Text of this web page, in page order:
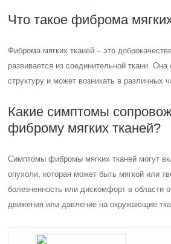
Что такое фиброма
Фиброма мягких тканей – это
развивается из соединительной ткани.
структуру и может возникать в различных
Какие симптомы
фиброму мягких тканей?
Симптомы фибромы мягких тканей могут
опухоли, которая может быть мягкой или
болезненность или дискомфорт в области
движения или давление на окружающие